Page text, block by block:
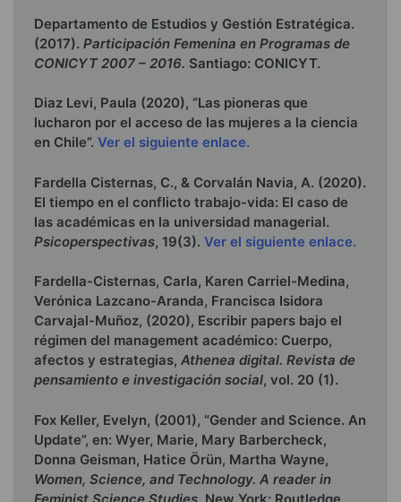
Departamento de Estudios y Gestión Estratégica.
(2017). Participación Femenina en Programas de
CONICYT 2007 – 2016. Santiago: CONICYT.
Diaz Levi, Paula (2020), “Las pioneras que
lucharon por el acceso de las mujeres a la ciencia
en Chile”. Ver el siguiente enlace.
Fardella Cisternas, C., & Corvalán Navia, A. (2020).
El tiempo en el conflicto trabajo-vida: El caso de
las académicas en la universidad managerial.
Psicoperspectivas, 19(3). Ver el siguiente enlace.
Fardella-Cisternas, Carla, Karen Carriel-Medina,
Verónica Lazcano-Aranda, Francisca Isidora
Carvajal-Muñoz, (2020), Escribir papers bajo el
régimen del management académico: Cuerpo,
afectos y estrategias, Athenea digital. Revista de
pensamiento e investigación social, vol. 20 (1).
Fox Keller, Evelyn, (2001), “Gender and Science. An
Update”, en: Wyer, Marie, Mary Barbercheck,
Donna Geisman, Hatice Örün, Martha Wayne,
Women, Science, and Technology. A reader in